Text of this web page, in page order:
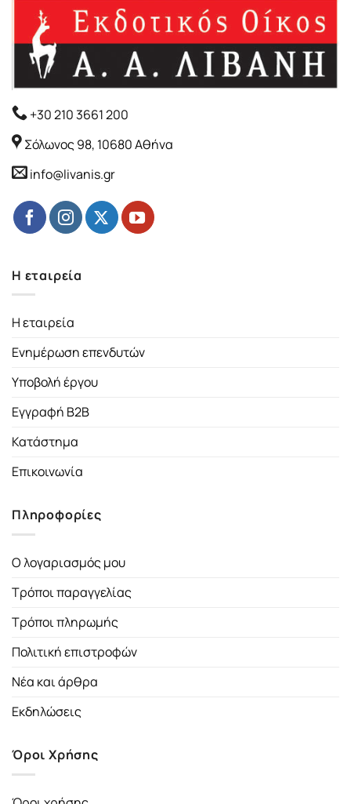
+30 210 3661 200
Σόλωνος 98, 10680 Αθήνα
info@livanis.gr
Η εταιρεία
Η εταιρεία
Ενημέρωση επενδυτών
Υποβολή έργου
Εγγραφή B2B
Κατάστημα
Επικοινωνία
Πληροφορίες
Ο λογαριασμός μου
Τρόποι παραγγελίας
Τρόποι πληρωμής
Πολιτική επιστροφών
Νέα και άρθρα
Εκδηλώσεις
Όροι Χρήσης